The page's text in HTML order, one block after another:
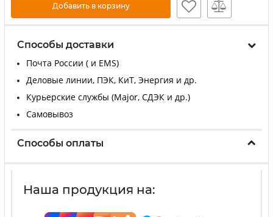
Добавить в корзину
Способы доставки
Почта России ( и EMS)
Деловые линии, ПЭК, КиТ, Энергия и др.
Курьерские службы (Major, СДЭК и др.)
Самовывоз
Способы оплаты
Наша продукция на: